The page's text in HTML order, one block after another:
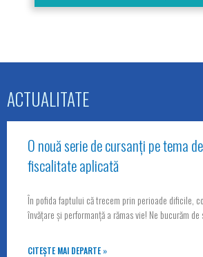
ACTUALITATE
O nouă serie de cursanți pe tema
fiscalitate aplicată
În pofida faptului că trecem prin perioade dificile,
învățare și performanță a rămas vie! Ne bucurăm
CITEȘTE MAI DEPARTE »